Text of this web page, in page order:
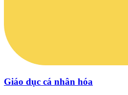
Giáo dục cá nhân hóa